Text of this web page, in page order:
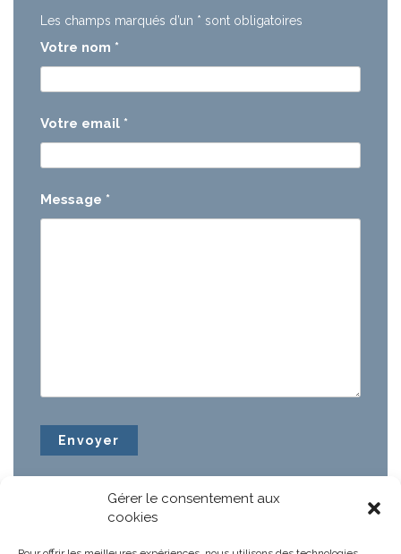
Gérer le consentement aux
cookies
Les champs marqués d’un * sont obligatoires
Votre nom *
Votre email *
Message *